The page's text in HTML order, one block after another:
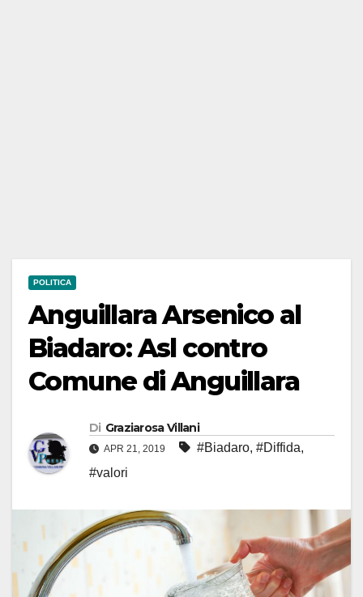
POLITICA
Anguillara Arsenico al
Biadaro: Asl contro
Comune di Anguillara
Di Graziarosa Villani
APR 21, 2019 #Biadaro, #Diffida,
#valori